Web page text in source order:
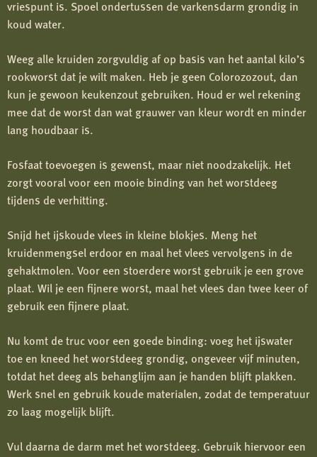
vriespunt is. Spoel ondertussen de varkensdarm grondig in
koud water.
Weeg alle kruiden zorgvuldig af op basis van het aantal kilo’s
rookworst dat je wilt maken. Heb je geen Colorozozout, dan
kun je gewoon keukenzout gebruiken. Houd er wel rekening
mee dat de worst dan wat grauwer van kleur wordt en minder
lang houdbaar is.
Fosfaat toevoegen is gewenst, maar niet noodzakelijk. Het
zorgt vooral voor een mooie binding van het worstdeeg
tijdens de verhitting.
Snijd het ijskoude vlees in kleine blokjes. Meng het
kruidenmengsel erdoor en maal het vlees vervolgens in de
gehaktmolen. Voor een stoerdere worst gebruik je een grove
plaat. Wil je een fijnere worst, maal het vlees dan twee keer of
gebruik een fijnere plaat.
Nu komt de truc voor een goede binding: voeg het ijswater
toe en kneed het worstdeeg grondig, ongeveer vijf minuten,
totdat het deeg als behanglijm aan je handen blijft plakken.
Werk snel en gebruik koude materialen, zodat de temperatuur
zo laag mogelijk blijft.
Vul daarna de darm met het worstdeeg. Gebruik hiervoor een